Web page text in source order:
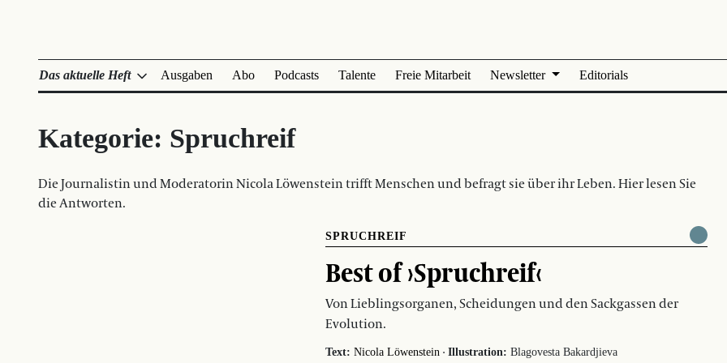
Das aktuelle Heft Ausgaben Abo Podcasts Talente Freie Mitarbeit Newsletter Editorials
Kategorie: Spruchreif
Die Journalistin und Moderatorin Nicola Löwenstein trifft Menschen und befragt sie über ihr Leben. Hier lesen Sie
die Antworten.
SPRUCHREIF
Best of ›Spruchreif‹
Von Lieblingsorganen, Scheidungen und den Sackgassen der
Evolution.
Text: Nicola Löwenstein· Illustration: Blagovesta Bakardjieva